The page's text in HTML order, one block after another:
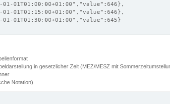
01T01:00:00+01:00","value":646},
01T01:15:00+01:00","value":646},
01-01T01:30:00+01:00","value":645}
in gesetzlicher Zeit (MEZ/MESZ mit
Notation)